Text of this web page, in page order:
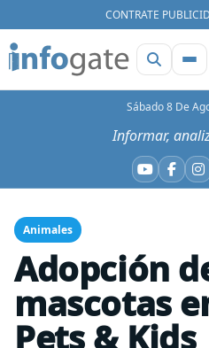
CONTRATE
Sábado 8 De
Informar,
YouTube
Animales
Adopción
mascotas
Pets & Kids